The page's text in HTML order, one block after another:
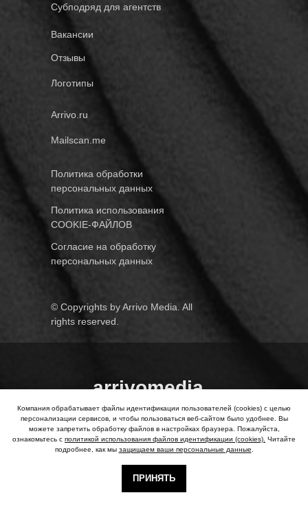
Компания обрабатывает файлы идентификации пользователей (cookies) с целью
персонализации сервисов, и чтобы пользоваться веб-сайтом было удобнее. Вы
можете запретить обработку файлов в настройках браузера. Пожалуйста,
ознакомьтесь с политикой использования файлов идентификации (cookies). Читайте
подробнее, как мы защищаем ваши персональные данные.
ПРИНЯТЬ
arrivomedia
ВКОНТАКТЕ ТЕЛЕГРАМ
Субподряд для агентств
Вакансии
Логотипы
Отзывы
Arrivo.ru
Mailscan.me
© Copyrights by Arrivo Media. All
rights reserved.
Политика обработки
персональных данных
Согласие на обработку
персональных данных
Политика использования
COOKIE-ФАЙЛОВ